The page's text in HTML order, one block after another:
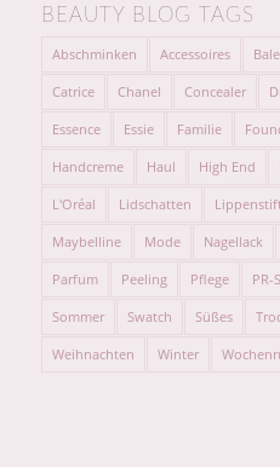
BEAUTY BLOG TAGS
Abschminken Accessoires
Catrice Chanel Concealer
Essence Essie Familie
Handcreme Haul High End
L'Oréal Lidschatten
Maybelline Mode Nagellack
Parfum Peeling Pflege PR-
Sommer Swatch Süßes
Weihnachten Winter